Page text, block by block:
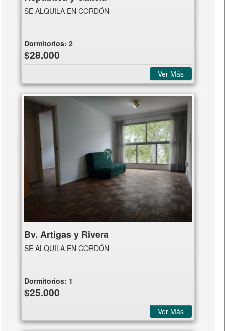
SE ALQUILA EN CORDÓN
Dormitorios:2
$28.000
Ver Más
Bv. Artigas y Rivera
SE ALQUILA EN CORDÓN
Dormitorios: 1
$25.000
Ver Más